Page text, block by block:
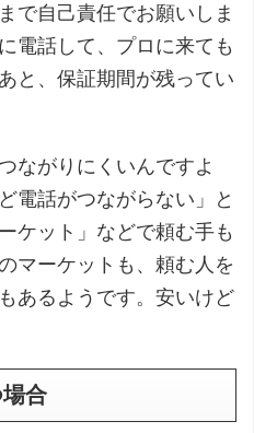
で自己責任でお願いしま
電話して、プロに来ても
と、保証期間が残ってい
ながりにくいんですよ
電話がつながらない」と
ケット」などで頼む手も
マーケットも、頼む人を
あるようです。安いけど
合